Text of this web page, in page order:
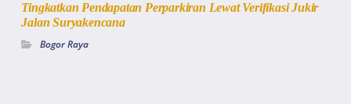
Tingkatkan Pendapatan Perparkiran Lewat Verifikasi Jukir
Jalan Suryakencana
Bogor Raya